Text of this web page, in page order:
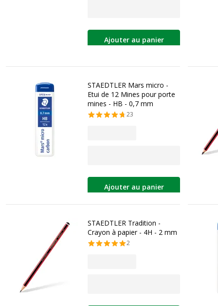
Ajouter au panier
STAEDTLER Mars micro -
Etui de 12 Mines pour porte
mines - HB - 0,7 mm
23
Ajouter au panier
STAEDTLER Tradition -
Crayon à papier - 4H - 2 mm
2